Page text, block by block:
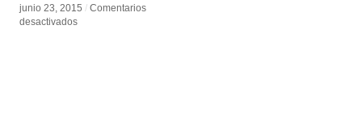
junio 23, 2015 / Comentarios
desactivadosen
junio 23, 2015 / Comentarios
desactivadosen